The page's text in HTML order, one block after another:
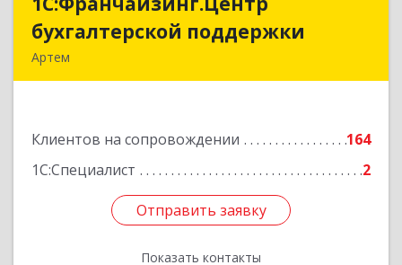
бухгалтерской поддержки
Артем
Клиентов на сопровождении
164
1С:Специалист
2
Отправить заявку
Показать контакты
бухгалтерской поддержки
Подробнее
Отправить заявку
Назад